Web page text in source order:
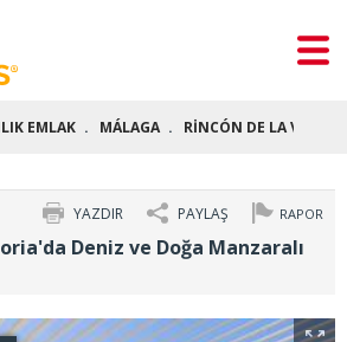
EMLAK MÁLAGA RİNCÓN DE LA
RAPOR
PAYLAŞ
YAZDIR
Deniz ve Doğa Manzaralı